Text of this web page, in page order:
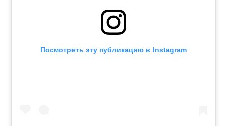
Посмотреть эту публикацию в Instagram